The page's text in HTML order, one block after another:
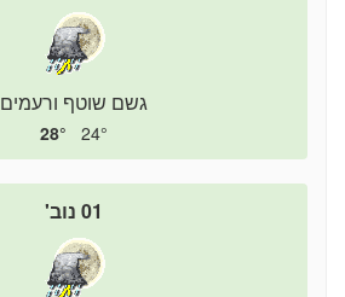
גשם שוטף ורעמים
24°
28°
01 נוב'